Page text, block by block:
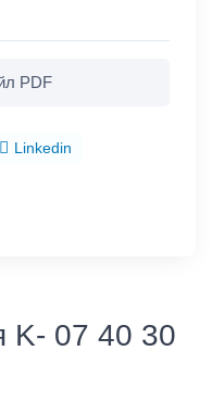
PDF
Linkedin
K- 07 40 30